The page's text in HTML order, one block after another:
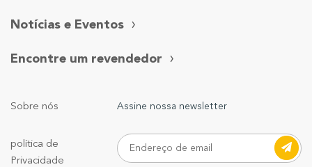
Notícias e Eventos
Encontre um revendedor
Sobre nós
política de
Privacidade
Assine nossa newsletter